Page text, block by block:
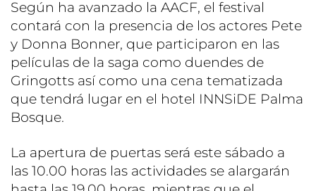
Según ha avanzado la AACF, el festival
contará con la presencia de los actores Pete
y Donna Bonner, que participaron en las
películas de la saga como duendes de
Gringotts así como una cena tematizada
que tendrá lugar en el hotel INNSiDE Palma
Bosque.
La apertura de puertas será este sábado a
las 10.00 horas las actividades se alargarán